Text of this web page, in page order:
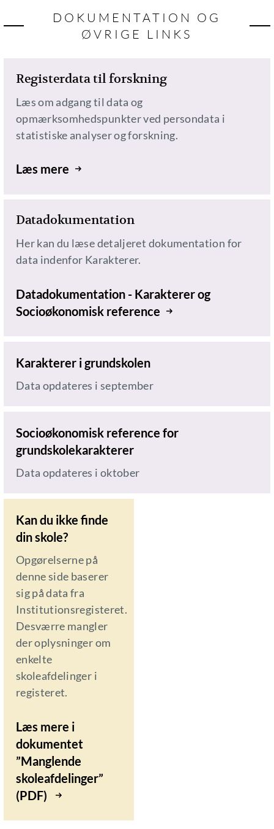
DOKUMENTATION OG
ØVRIGE LINKS
Registerdata til forskning
Læs om adgang til data og
opmærksomhedspunkter ved persondata i
statistiske analyser og forskning.
Læs mere
Datadokumentation
Her kan du læse detaljeret dokumentation for
data indenfor Karakterer.
Datadokumentation - Karakterer og
Socioøkonomisk reference
Karakterer i grundskolen
Data opdateres i september
Socioøkonomisk reference for
grundskolekarakterer
Data opdateres i oktober
Kan du ikke finde
din skole?
Opgørelserne på
denne side baserer
sig på data fra
Institutionsregisteret.
Desværre mangler
der oplysninger om
enkelte
skoleafdelinger i
registeret.
Læs mere i
dokumentet
”Manglende
skoleafdelinger”
(PDF)